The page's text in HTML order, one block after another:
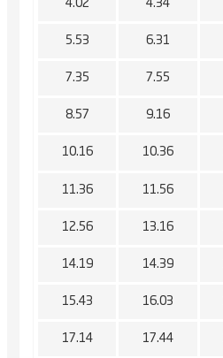
4.02 4.34
5.53 6.31
7.35 7.55
8.57 9.16
10.16 10.36
11.36 11.56
12.56 13.16
14.19 14.39
15.43 16.03
17.14 17.44